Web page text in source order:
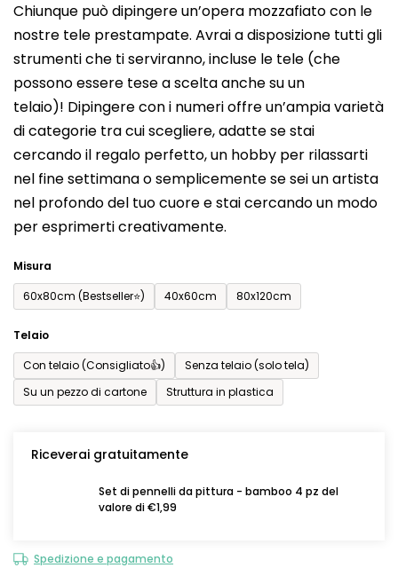
Chiunque può dipingere un’opera mozzafiato con le
nostre tele prestampate. Avrai a disposizione tutti gli
strumenti che ti serviranno, incluse le tele (che
possono essere tese a scelta anche su un
telaio)! Dipingere con i numeri offre un’ampia varietà
di categorie tra cui scegliere, adatte se stai
cercando il regalo perfetto, un hobby per rilassarti
nel fine settimana o semplicemente se sei un artista
nel profondo del tuo cuore e stai cercando un modo
per esprimerti creativamente.
Misura
60x80cm (Bestseller⭐)
40x60cm 80x120cm
Telaio
Con telaio (Consigliato👍)
Senza telaio (solo tela)
Su un pezzo di cartone
Struttura in plastica
Riceverai gratuitamente
Set di pennelli da pittura - bamboo 4 pz del
valore di €1,99
Spedizione e pagamento
prodotto
è
0,0
su
5
stelle.